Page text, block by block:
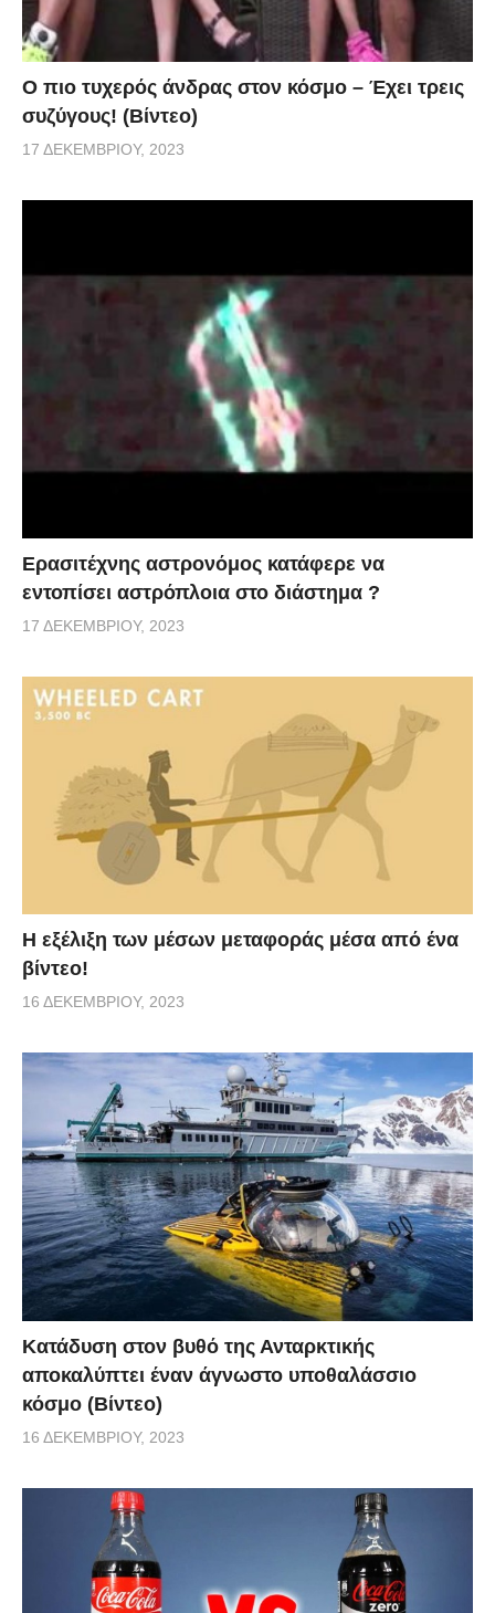
Ο πιο τυχερός άνδρας στον κόσμο – Έχει τρεις
συζύγους! (Βίντεο)
17 ΔΕΚΕΜΒΡΊΟΥ, 2023
Ερασιτέχνης αστρονόμος κατάφερε να
εντοπίσει αστρόπλοια στο διάστημα ?
17 ΔΕΚΕΜΒΡΊΟΥ, 2023
Η εξέλιξη των μέσων μεταφοράς μέσα από ένα
βίντεο!
16 ΔΕΚΕΜΒΡΊΟΥ, 2023
Κατάδυση στον βυθό της Ανταρκτικής
αποκαλύπτει έναν άγνωστο υποθαλάσσιο
κόσμο (Βίντεο)
16 ΔΕΚΕΜΒΡΊΟΥ, 2023